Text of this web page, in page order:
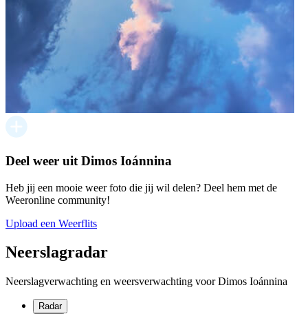
Deel weer uit Dimos Ioánnina
Heb jij een mooie weer foto die jij wil delen? Deel hem met de
Weeronline community!
Upload een Weerflits
Neerslagradar
Neerslagverwachting en weersverwachting voor Dimos Ioánnina
Radar